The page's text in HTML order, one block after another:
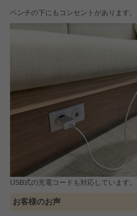
ベンチの下にもコンセントがあります。
USB式の充電コードも対応しています。
お客様のお声